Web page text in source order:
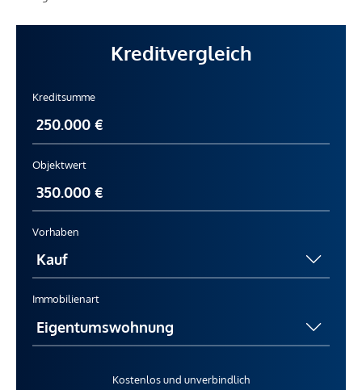
Kreditvergleich
Kreditsumme
Objektwert
Vorhaben
Immobilienart
Kostenlos und unverbindlich